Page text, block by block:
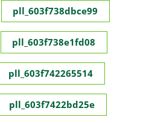
pll_603f738dbce99
pll_603f738e1fd08
pll_603f742265514
pll_603f7422bd25e